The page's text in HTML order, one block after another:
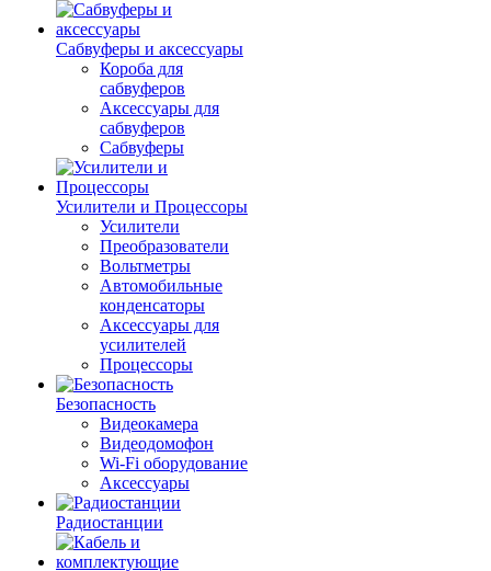
Сабвуферы и аксессуары
Короба для
сабвуферов
Аксессуары для
сабвуферов
Сабвуферы
Усилители и Процессоры
Усилители
Преобразователи
Вольтметры
Автомобильные
конденсаторы
Аксессуары для
усилителей
Процессоры
Безопасность
Видеокамера
Видеодомофон
Wi-Fi оборудование
Аксессуары
Радиостанции